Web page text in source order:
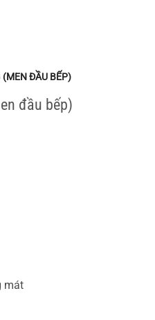
(MEN ĐẦU BẾP)
đầu bếp)
mát